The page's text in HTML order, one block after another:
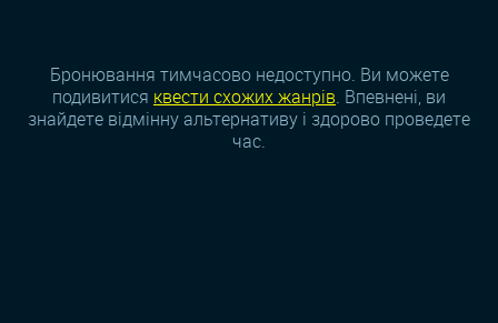
Бронювання тимчасово недоступно. Ви можете
подивитися квести схожих жанрiв. Впевнені, ви
знайдете відмінну альтернативу і здорово проведете
час.